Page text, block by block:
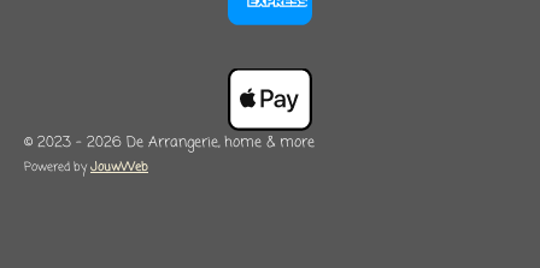
© 2023 - 2026 De Arrangerie, home & more
Powered byJouwWeb